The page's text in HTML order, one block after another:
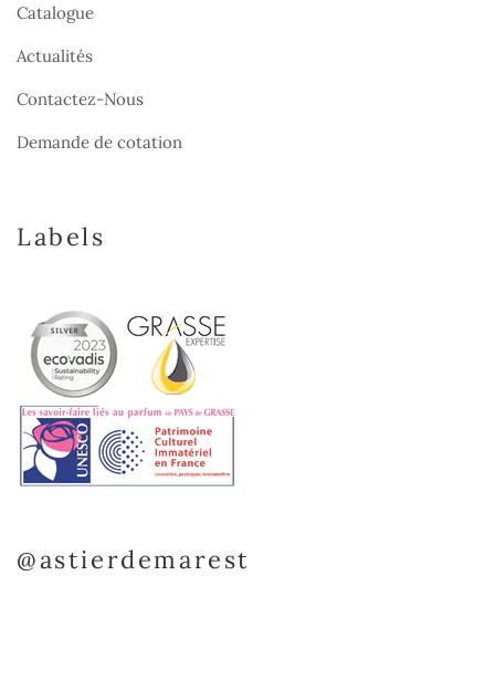
Catalogue
Actualités
Contactez-Nous
Demande de cotation
Labels
@astierdemarest